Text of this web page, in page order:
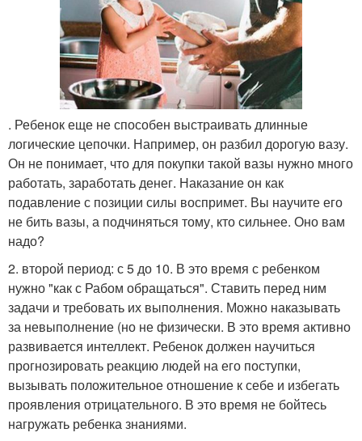
. Ребенок еще не способен выстраивать длинные
логические цепочки. Например, он разбил дорогую вазу.
Он не понимает, что для покупки такой вазы нужно много
работать, заработать денег. Наказание он как
подавление с позиции силы воспримет. Вы научите его
не бить вазы, а подчиняться тому, кто сильнее. Оно вам
надо?
2. второй период: с 5 до 10. В это время с ребенком
нужно "как с Рабом обращаться". Ставить перед ним
задачи и требовать их выполнения. Можно наказывать
за невыполнение (но не физически. В это время активно
развивается интеллект. Ребенок должен научиться
прогнозировать реакцию людей на его поступки,
вызывать положительное отношение к себе и избегать
проявления отрицательного. В это время не бойтесь
нагружать ребенка знаниями.